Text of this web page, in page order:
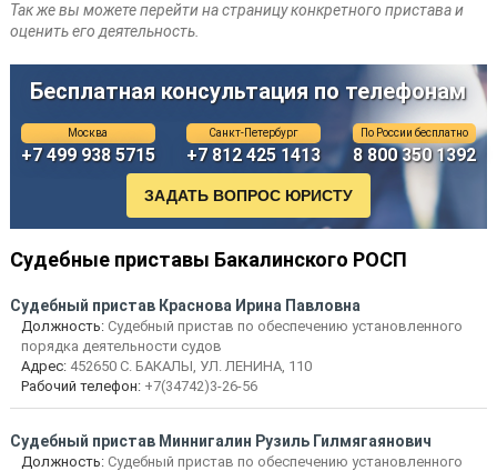
Так же вы можете перейти на страницу конкретного пристава и
оценить его деятельность.
Бесплатная консультация по телефонам
Москва
+7 499 938 5715
Санкт-Петербург
+7 812 425 1413
По России бесплатно
8 800 350 1392
Судебные приставы Бакалинского РОСП
Судебный пристав Краснова Ирина Павловна
Должность:Судебный пристав по обеспечению установленного
порядка деятельности судов
Адрес:452650 С. БАКАЛЫ, УЛ. ЛЕНИНА, 110
Рабочий телефон:+7(34742)3-26-56
Судебный пристав Миннигалин Рузиль Гилмягаянович
Должность:Судебный пристав по обеспечению установленного